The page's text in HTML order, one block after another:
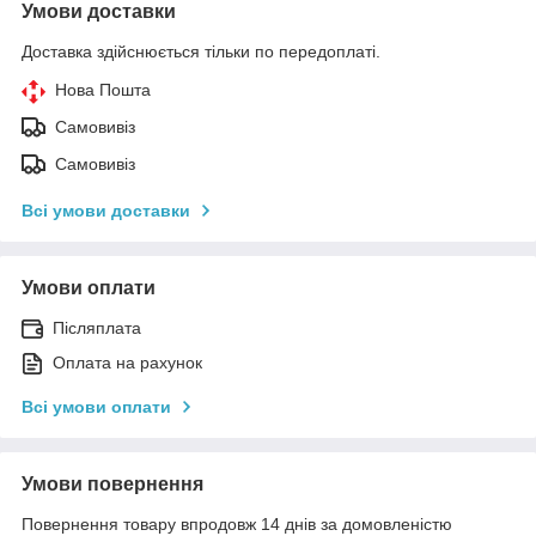
Умови доставки
Доставка здійснюється тільки по передоплаті.
Нова Пошта
Самовивіз
Самовивіз
Всі умови доставки
Умови оплати
Післяплата
Оплата на рахунок
Всі умови оплати
Умови повернення
Повернення товару впродовж 14 днів за домовленістю